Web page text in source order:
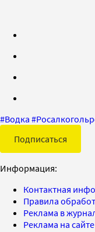
#Водка #
Подписаться
Информация:
Контактная
Правила
Реклама в
Реклама на сайте